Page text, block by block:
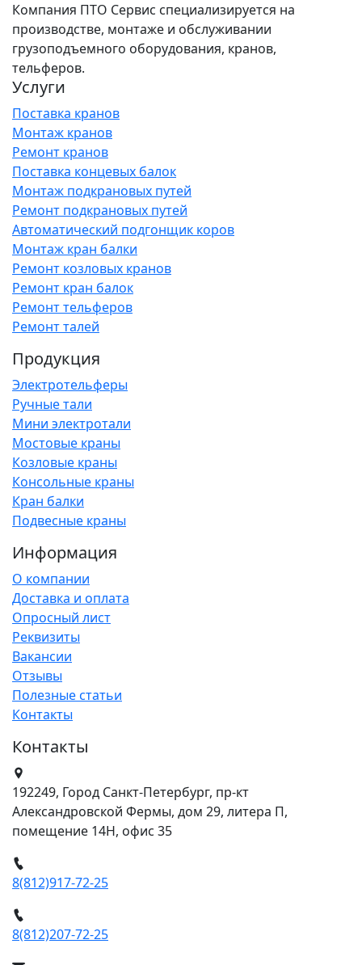
Компания ПТО Сервис специализируется на
производстве, монтаже и обслуживании
грузоподъемного оборудования, кранов,
тельферов.
Услуги
Поставка кранов
Монтаж кранов
Ремонт кранов
Поставка концевых балок
Монтаж подкрановых путей
Ремонт подкрановых путей
Автоматический подгонщик коров
Монтаж кран балки
Ремонт козловых кранов
Ремонт кран балок
Ремонт тельферов
Ремонт талей
Продукция
Электротельферы
Ручные тали
Мини электротали
Мостовые краны
Козловые краны
Консольные краны
Кран балки
Подвесные краны
Информация
О компании
Доставка и оплата
Опросный лист
Реквизиты
Вакансии
Отзывы
Полезные статьи
Контакты
Контакты
192249, Город Санкт-Петербург, пр-кт
Александровской Фермы, дом 29, литера П,
помещение 14Н, офис 35
8(812)917-72-25
8(812)207-72-25